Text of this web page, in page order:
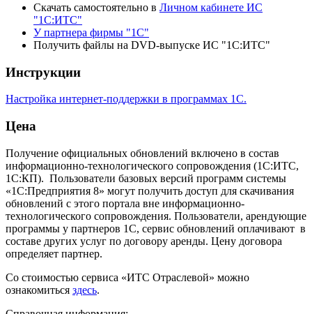
Скачать самостоятельно в Личном кабинете ИС
"1С:ИТС"
У партнера фирмы "1С"
Получить файлы на DVD-выпуске ИС "1С:ИТС"
Инструкции
Настройка интернет-поддержки в программах 1С.
Цена
Получение официальных обновлений включено в состав
информационно-технологического сопровождения (1С:ИТС,
1С:КП). Пользователи базовых версий программ системы
«1С:Предприятия 8» могут получить доступ для скачивания
обновлений с этого портала вне информационно-
технологического сопровождения. Пользователи, арендующие
программы у партнеров 1С, сервис обновлений оплачивают в
составе других услуг по договору аренды. Цену договора
определяет партнер.
Со стоимостью сервиса «ИТС Отраслевой» можно
ознакомиться здесь.